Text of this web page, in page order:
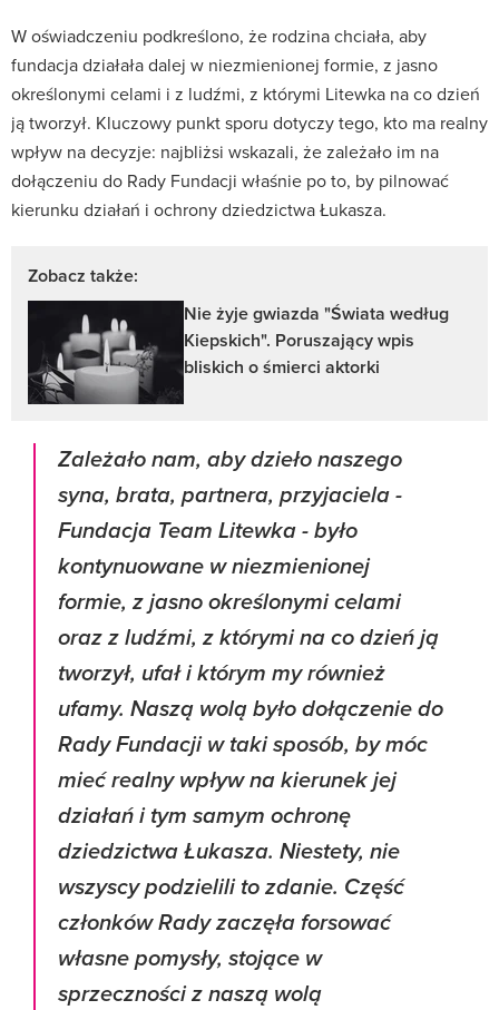
W oświadczeniu podkreślono, że rodzina chciała, aby
fundacja działała dalej w niezmienionej formie, z jasno
określonymi celami i z ludźmi, z którymi Litewka na co dzień
ją tworzył. Kluczowy punkt sporu dotyczy tego, kto ma realny
wpływ na decyzje: najbliżsi wskazali, że zależało im na
dołączeniu do Rady Fundacji właśnie po to, by pilnować
kierunku działań i ochrony dziedzictwa Łukasza.
Zobacz także:
Nie żyje gwiazda "Świata według
Kiepskich". Poruszający wpis
bliskich o śmierci aktorki
Zależało nam, aby dzieło naszego
syna, brata, partnera, przyjaciela -
Fundacja Team Litewka - było
kontynuowane w niezmienionej
formie, z jasno określonymi celami
oraz z ludźmi, z którymi na co dzień ją
tworzył, ufał i którym my również
ufamy. Naszą wolą było dołączenie do
Rady Fundacji w taki sposób, by móc
mieć realny wpływ na kierunek jej
działań i tym samym ochronę
dziedzictwa Łukasza. Niestety, nie
wszyscy podzielili to zdanie. Część
członków Rady zaczęła forsować
własne pomysły, stojące w
sprzeczności z naszą wolą